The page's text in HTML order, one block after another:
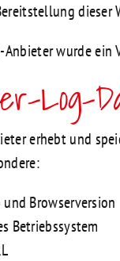
dieser
wurde ein
Log-
erhebt und
Browserversion
Betriebssystem